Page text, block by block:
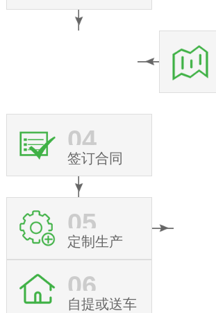
04
签订合同
05
定制生产
06
自提或送车